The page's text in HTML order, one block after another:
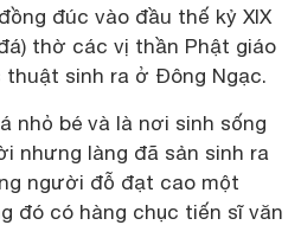
đúc vào đầu thế kỷ XIX
thờ các vị thần Phật giáo
sinh ra ở Đông Ngạc.
nhỏ bé và là nơi sinh sống
nhưng làng đã sản sinh ra
người đỗ đạt cao một
đó có hàng chục tiến sĩ văn